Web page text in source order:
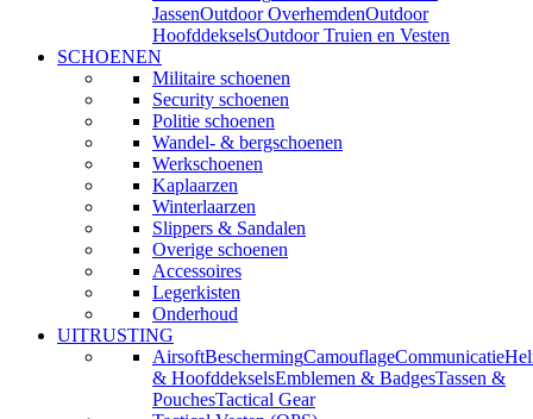
JassenOutdoor OverhemdenOutdoor
HoofddekselsOutdoor Truien en Vesten
SCHOENEN
Militaire schoenen
Security schoenen
Politie schoenen
Wandel- & bergschoenen
Werkschoenen
Kaplaarzen
Winterlaarzen
Slippers & Sandalen
Overige schoenen
Accessoires
Legerkisten
Onderhoud
UITRUSTING
AirsoftBeschermingCamouflageCommunicatie
& HoofddekselsEmblemen & BadgesTassen &
PouchesTactical Gear